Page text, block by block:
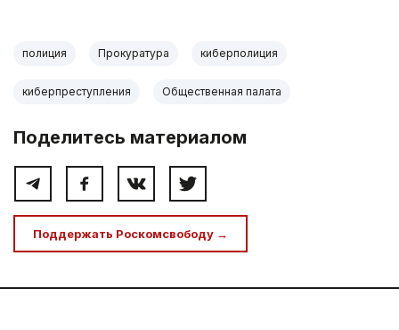
полиция Прокуратура киберполиция
киберпреступления Общественная палата
Поделитесь материалом
Поддержать Роскомсвободу →